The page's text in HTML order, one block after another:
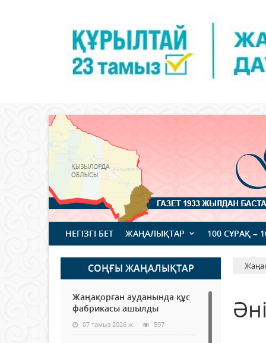
НЕГІЗГІ БЕТ ЖАҢАЛЫҚТАР 100 СҰРАҚ –
СОҢҒЫ ЖАҢАЛЫҚТАР
Жаңақорған ауданында құс
фабрикасы ашылды
07 тамыз 2026 ж. 597